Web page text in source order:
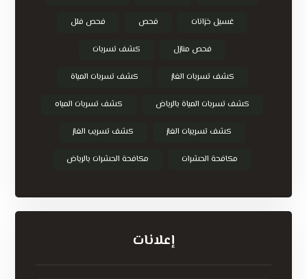
غسيل خزانات فحص فحص فلل
فحص منازل كشف تسربات
كشف تسربات الغاز كشف تسربات المياة
كشف تسربات المياة بالرياض كشف تسربات المياه
كشف تسريبات الغاز كشف تسريب الغاز
مكافحة الحشرات مكافحة الحشرات بالرياض
إعلانات